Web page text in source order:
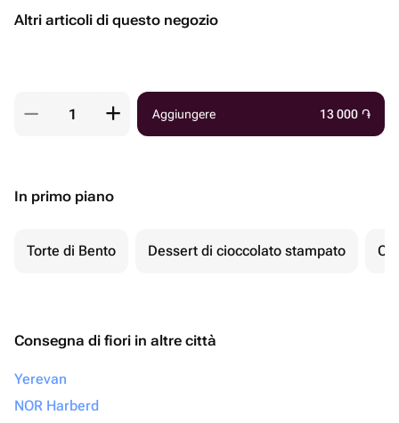
Altri articoli di questo negozio
Aggiungere 13 000 ֏
In primo piano
Torte di Bento Dessert di cioccolato stampato
Consegna di fiori in altre città
Yerevan
NOR Harberd